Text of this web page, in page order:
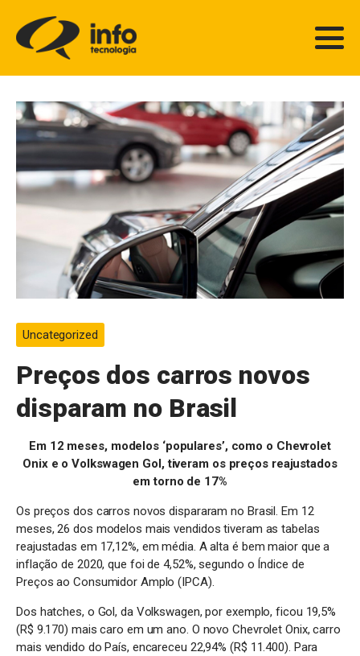
Uncategorized
Preços dos carros novos
disparam no Brasil
Em 12 meses, modelos ‘populares’, como o Chevrolet
Onix e o Volkswagen Gol, tiveram os preços reajustados
em torno de 17%
Os preços dos carros novos dispararam no Brasil. Em 12
meses, 26 dos modelos mais vendidos tiveram as tabelas
reajustadas em 17,12%, em média. A alta é bem maior que a
inflação de 2020, que foi de 4,52%, segundo o Índice de
Preços ao Consumidor Amplo (IPCA).
Dos hatches, o Gol, da Volkswagen, por exemplo, ficou 19,5%
(R$ 9.170) mais caro em um ano. O novo Chevrolet Onix, carro
mais vendido do País, encareceu 22,94% (R$ 11.400). Para